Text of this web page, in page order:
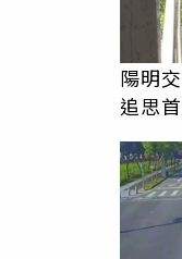
陽明
追思